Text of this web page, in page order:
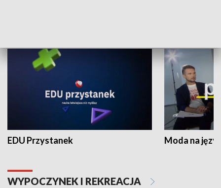
EDU Przystanek Moda na
WYPOCZYNEK I REKREACJA